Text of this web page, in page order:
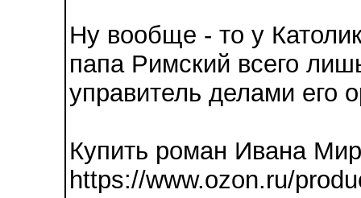
Ну вообще - то у
папа Римский всего
управитель делами его
Купить роман Ивана
https://www.ozon.ru/